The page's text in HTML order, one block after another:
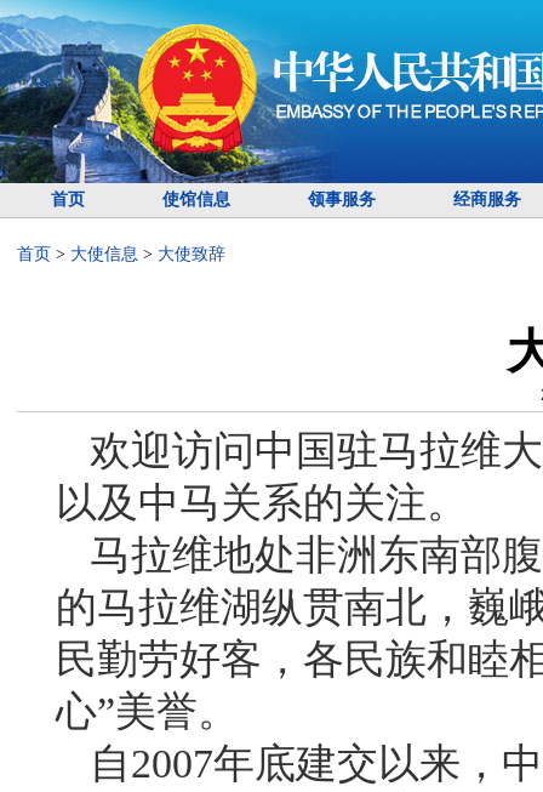
首页 使馆信息 领事服务 经商服务
首页 > 大使信息 > 大使致辞
欢迎访问中国驻马拉维
以及中马关系的关注。
马拉维地处非洲东南部
的马拉维湖纵贯南北，巍
民勤劳好客，各民族和睦
心”美誉。
自2007年底建交以来，